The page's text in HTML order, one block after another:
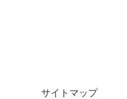
サイトマップ